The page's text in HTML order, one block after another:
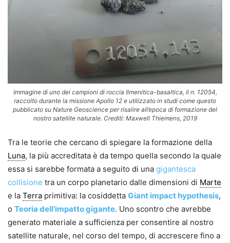
Immagine di uno dei campioni di roccia Ilmenitica-basaltica, il n. 12054,
raccolto durante la missione Apollo 12 e utilizzato in studi come questo
pubblicato su Nature Geoscience per risalire all’epoca di formazione del
nostro satellite naturale. Crediti: Maxwell Thiemens, 2019
Tra le teorie che cercano di spiegare la formazione della
Luna, la più accreditata è da tempo quella secondo la quale
essa si sarebbe formata a seguito di una gigantesca
collisione tra un corpo planetario dalle dimensioni di Marte
e la Terra primitiva: la cosiddetta Giant impact hypothesis,
o Teoria dell’impatto gigante. Uno scontro che avrebbe
generato materiale a sufficienza per consentire al nostro
satellite naturale, nel corso del tempo, di accrescere fino a